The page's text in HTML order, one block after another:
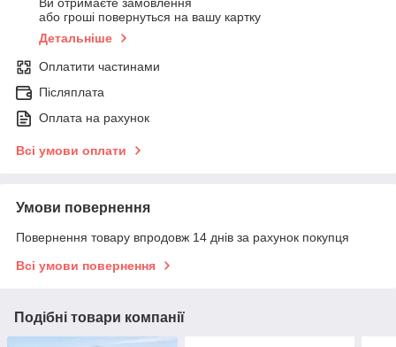
Ви отримаєте замовлення
або гроші повернуться на вашу картку
Детальніше
Оплатити частинами
Післяплата
Оплата на рахунок
Всі умови оплати
Умови повернення
Повернення товару впродовж 14 днів за рахунок покупця
Всі умови повернення
Подібні товари компанії